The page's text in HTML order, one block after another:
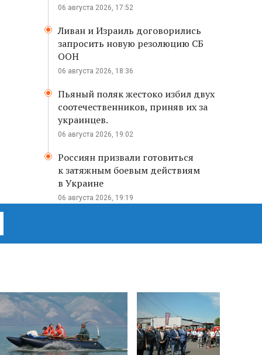
06 августа 2026, 17:52
Ливан и Израиль договорились
запросить новую резолюцию СБ
ООН
06 августа 2026, 18:36
Пьяный поляк жестоко избил двух
соотечественников, приняв их за
украинцев.
06 августа 2026, 19:02
Россиян призвали готовиться
к затяжным боевым действиям
в Украине
06 августа 2026, 19:19